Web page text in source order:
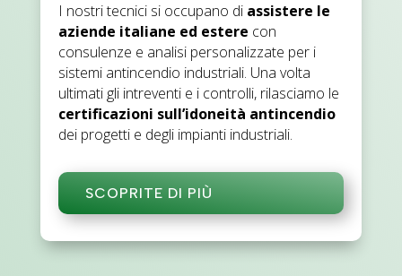
I nostri tecnici si occupano di assistere le
aziende italiane ed estere con
consulenze e analisi personalizzate per i
sistemi antincendio industriali. Una volta
ultimati gli intreventi e i controlli, rilasciamo le
certificazioni sull’idoneità antincendio
dei progetti e degli impianti industriali.
SCOPRITE DI PIÙ